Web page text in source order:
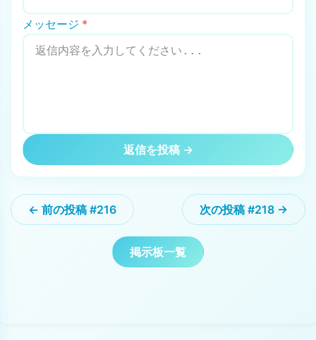
メッセージ *
返信を投稿 →
← 前の投稿 #216
掲示板一覧
次の投稿 #218 →